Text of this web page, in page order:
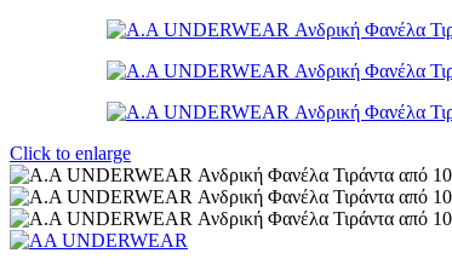
Click to enlarge